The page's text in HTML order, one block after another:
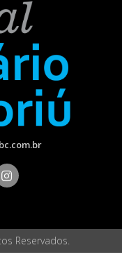
Reservados.